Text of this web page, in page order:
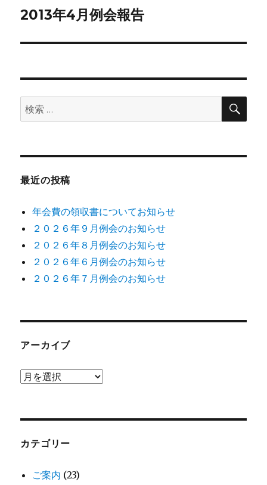
ゲ
ー
ン
次
投
2013年4月例会報告
検
索:
検
最近の投稿
年会費の領収書についてお知らせ
２０２６年９月例会のお知らせ
２０２６年８月例会のお知らせ
２０２６年６月例会のお知らせ
２０２６年７月例会のお知らせ
アーカイブ
ア
ブ
カテゴリー
ご案内 (23)